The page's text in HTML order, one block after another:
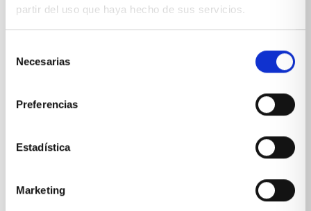
partir del uso que haya hecho de sus servicios.
Necesarias
Preferencias
Estadística
Marketing
política de privacidad